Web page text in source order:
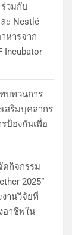
วมกับ
ะ Nestlé
หารจาก
Incubator
บทวนการ
สริมบุคลากร
ป้องกันเพื่อ
กิจกรรม
2025”
านวิจัยที่
อาชีพใน